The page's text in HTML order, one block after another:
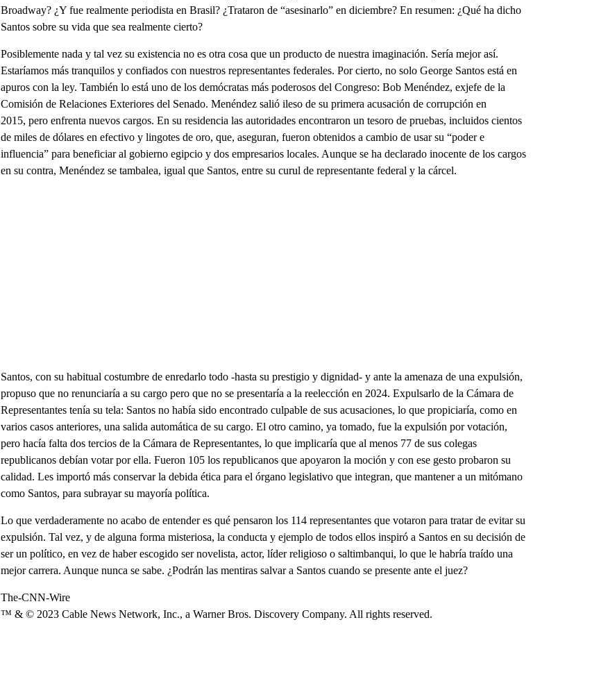
Broadway? ¿Y fue realmente periodista en Brasil? ¿Trataron de “asesinarlo” en diciembre? En resumen: ¿Qué ha dicho
Santos sobre su vida que sea realmente cierto?
Posiblemente nada y tal vez su existencia no es otra cosa que un producto de nuestra imaginación. Sería mejor así.
Estaríamos más tranquilos y confiados con nuestros representantes federales. Por cierto, no solo George Santos está en
apuros con la ley. También lo está uno de los demócratas más poderosos del Congreso: Bob Menéndez, exjefe de la
Comisión de Relaciones Exteriores del Senado. Menéndez salió ileso de su primera acusación de corrupción en
2015, pero enfrenta nuevos cargos. En su residencia las autoridades encontraron un tesoro de pruebas, incluidos cientos
de miles de dólares en efectivo y lingotes de oro, que, aseguran, fueron obtenidos a cambio de usar su “poder e
influencia” para beneficiar al gobierno egipcio y dos empresarios locales. Aunque se ha declarado inocente de los cargos
en su contra, Menéndez se tambalea, igual que Santos, entre su curul de representante federal y la cárcel.
Santos, con su habitual costumbre de enredarlo todo -hasta su prestigio y dignidad- y ante la amenaza de una expulsión,
propuso que no renunciaría a su cargo pero que no se presentaría a la reelección en 2024. Expulsarlo de la Cámara de
Representantes tenía su tela: Santos no había sido encontrado culpable de sus acusaciones, lo que propiciaría, como en
varios casos anteriores, una salida automática de su cargo. El otro camino, ya tomado, fue la expulsión por votación,
pero hacía falta dos tercios de la Cámara de Representantes, lo que implicaría que al menos 77 de sus colegas
republicanos debían votar por ella. Fueron 105 los republicanos que apoyaron la moción y con ese gesto probaron su
calidad. Les importó más conservar la debida ética para el órgano legislativo que integran, que mantener a un mitómano
como Santos, para subrayar su mayoría política.
Lo que verdaderamente no acabo de entender es qué pensaron los 114 representantes que votaron para tratar de evitar su
expulsión. Tal vez, y de alguna forma misteriosa, la conducta y ejemplo de todos ellos inspiró a Santos en su decisión de
ser un político, en vez de haber escogido ser novelista, actor, líder religioso o saltimbanqui, lo que le habría traído una
mejor carrera. Aunque nunca se sabe. ¿Podrán las mentiras salvar a Santos cuando se presente ante el juez?
The-CNN-Wire
™ & © 2023 Cable News Network, Inc., a Warner Bros. Discovery Company. All rights reserved.